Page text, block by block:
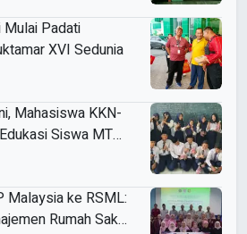
Mulai Padati
XVI Sedunia
Mahasiswa KKN-
Siswa MTS
Malaysia ke RSML:
Rumah Sakit